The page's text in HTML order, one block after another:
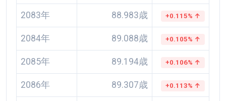
2083年 88.983歳 +0.115% ↑
2084年 89.088歳 +0.105% ↑
2085年 89.194歳 +0.106% ↑
2086年 89.307歳 +0.113% ↑